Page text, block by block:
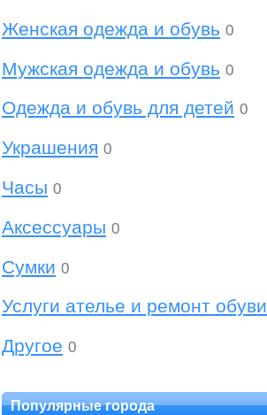
Женская одежда и обувь 0
Мужская одежда и обувь 0
Одежда и обувь для детей 0
Украшения 0
Часы 0
Аксессуары 0
Сумки 0
Услуги ателье и ремонт обуви
Другое 0
Популярные города